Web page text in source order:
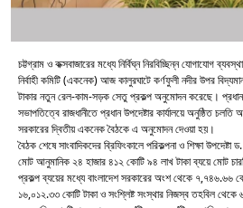
চট্টগ্রাম ও কক্সবাজারের মধ্যে নির্বিঘ্ন নিরবিচ্ছিন্ন যোগাযোগ
নির্বাহী কমিটি (একনেক) আজ কালুরঘাটে কর্ণফুলী নদীর উপর
টাকার নতুন রেল-কাম-সড়ক সেতু প্রকল্প অনুমোদন করেছে। প্রধান
সভাপতিত্বে রাজধানীতে প্রধান উপদেষ্টার কার্যালয়ে অনুষ্ঠিত
সরকারের দ্বিতীয় একনেক বৈঠকে এ অনুমোদন দেওয়া হয়।
বৈঠক শেষে সাংবাদিকদের ব্রিফিংকালে পরিকল্পনা ও শিক্ষা উপদেষ্টা
মোট আনুমানিক ২৪ হাজার ৪১২ কোটি ৯৪ লাখ টাকা ব্যয়ে মোট
প্রকল্প ব্যয়ের মধ্যে বাংলাদেশ সরকারের অংশ থেকে ৭,৭৪৬.৬৬
১৬,০১২.৩৩ কোটি টাকা ও সংশ্লিষ্ট সংস্থার নিজস্ব তহবিল